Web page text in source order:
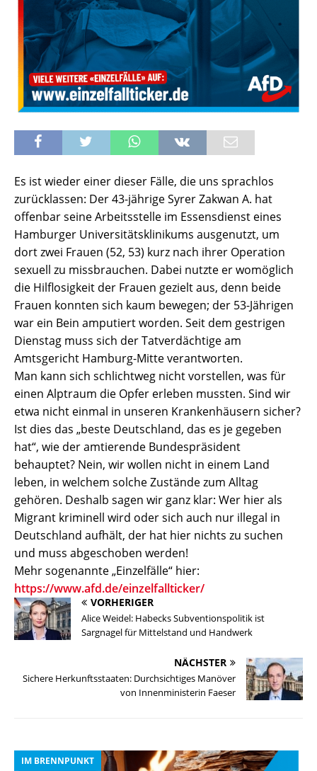
Es ist wieder einer dieser Fälle, die uns sprachlos
zurücklassen: Der 43-jährige Syrer Zakwan A. hat
offenbar seine Arbeitsstelle im Essensdienst eines
Hamburger Universitätsklinikums ausgenutzt, um
dort zwei Frauen (52, 53) kurz nach ihrer Operation
sexuell zu missbrauchen. Dabei nutzte er womöglich
die Hilflosigkeit der Frauen gezielt aus, denn beide
Frauen konnten sich kaum bewegen; der 53-Jährigen
war ein Bein amputiert worden. Seit dem gestrigen
Dienstag muss sich der Tatverdächtige am
Amtsgericht Hamburg-Mitte verantworten.
Man kann sich schlichtweg nicht vorstellen, was für
einen Alptraum die Opfer erleben mussten. Sind wir
etwa nicht einmal in unseren Krankenhäusern sicher?
Ist dies das „beste Deutschland, das es je gegeben
hat“, wie der amtierende Bundespräsident
behauptet? Nein, wir wollen nicht in einem Land
leben, in welchem solche Zustände zum Alltag
gehören. Deshalb sagen wir ganz klar: Wer hier als
Migrant kriminell wird oder sich auch nur illegal in
Deutschland aufhält, der hat hier nichts zu suchen
und muss abgeschoben werden!
Mehr sogenannte „Einzelfälle“ hier:
https://www.afd.de/einzelfallticker/
VORHERIGER
Alice Weidel: Habecks Subventionspolitik ist
Sargnagel für Mittelstand und Handwerk
NÄCHSTER
Sichere Herkunftsstaaten: Durchsichtiges Manöver
von Innenministerin Faeser
IM BRENNPUNKT